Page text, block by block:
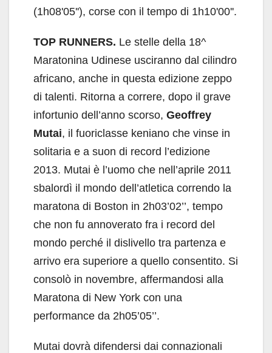
(1h08'05''), corse con il tempo di 1h10'00''.
TOP RUNNERS. Le stelle della 18^
Maratonina Udinese usciranno dal cilindro
africano, anche in questa edizione zeppo
di talenti. Ritorna a correre, dopo il grave
infortunio dell’anno scorso, Geoffrey
Mutai, il fuoriclasse keniano che vinse in
solitaria e a suon di record l’edizione
2013. Mutai è l’uomo che nell’aprile 2011
sbalordì il mondo dell’atletica correndo la
maratona di Boston in 2h03’02’’, tempo
che non fu annoverato fra i record del
mondo perché il dislivello tra partenza e
arrivo era superiore a quello consentito. Si
consolò in novembre, affermandosi alla
Maratona di New York con una
performance da 2h05’05’’.
Mutai dovrà difendersi dai connazionali